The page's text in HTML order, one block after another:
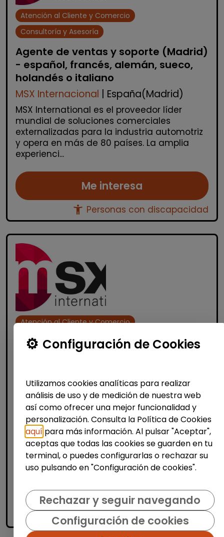
Atención al Cliente y Comercio
Consultoría y Asesoría
Agente de ventas y soporte (Madrid)
- español, francés, alemán, sueco,
holandés o italiano
MSX Internacional | España(Madrid)
MSX International es el proveedor líder
mundial de soluciones comerciales
externalizadas para la industria automotriz
y opera en más de 80 países. La amplia
experienci...
Me interesa
accessibility_new Personas con discapacidad
Atención al Cliente y Comercio
Consultoría y Asesoría
alemán, sueco, holandés o italiano
MSX Internacional| España(Barcelona)
MSX International es el proveedor líder
mundial de soluciones comerciales
externalizadas para la industria automotriz
y opera en más de 80 países. La amplia
experienci...
Me interesa
accessibility_newPersonas con discapacidad
Configuración de Cookies
Utilizamos cookies analíticas para realizar
análisis de uso y de medición de nuestra web
así como ofrecer una mejor funcionalidad y
personalización. Consulta la Política de Cookies
aquí para más información. Al pulsar "Aceptar",
aceptas que todas las cookies se guarden en tu
terminal, o puedes configurarlas o rechazar su
uso pulsando en "Configuración de cookies".
Rechazar y seguir navegando
Configuración de cookies